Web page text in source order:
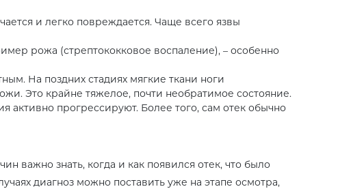
и легко повреждается. Чаще всего язвы
рожа (стрептококковое воспаление), – особенно
На поздних стадиях мягкие ткани ноги
Это крайне тяжелое, почти необратимое состояние.
прогрессируют. Более того, сам отек обычно
важно знать, когда и как появился отек, что было
диагноз можно поставить уже на этапе осмотра,